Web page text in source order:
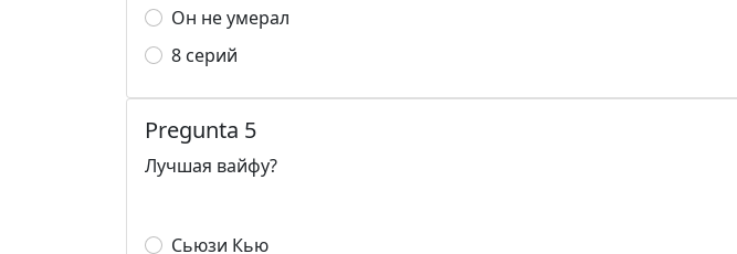
Он не умерал
8 серий
Pregunta 5
Лучшая вайфу?
Сьюзи Кью